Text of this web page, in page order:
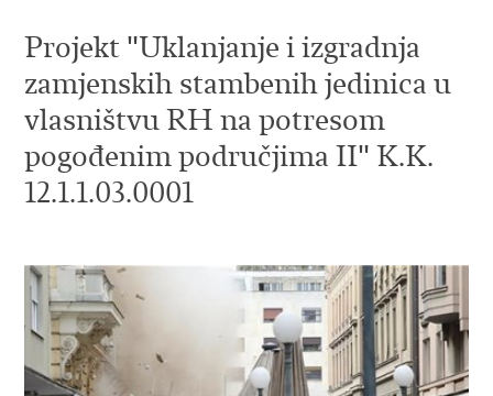
Projekt "Uklanjanje i izgradnja
zamjenskih stambenih jedinica u
vlasništvu RH na potresom
pogođenim područjima II" K.K.
12.1.1.03.0001